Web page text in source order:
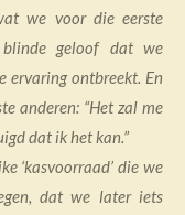
we voor die eerste
blinde geloof dat we
ervaring ontbreekt. En
anderen: “Het zal me
dat ik het kan.”
‘kasvoorraad’ die we
dat we later iets